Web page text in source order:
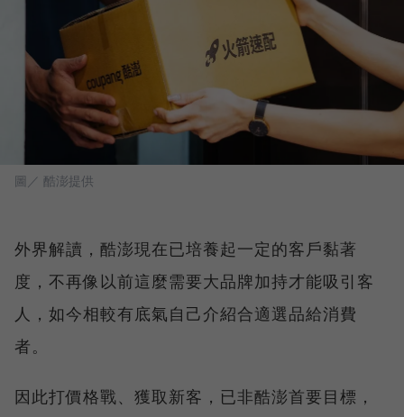
圖／ 酷澎提供
外界解讀，酷澎現在已培養起一定的客戶黏著
度，不再像以前這麼需要大品牌加持才能吸引客
人，如今相較有底氣自己介紹合適選品給消費
者。
因此打價格戰、獲取新客，已非酷澎首要目標，